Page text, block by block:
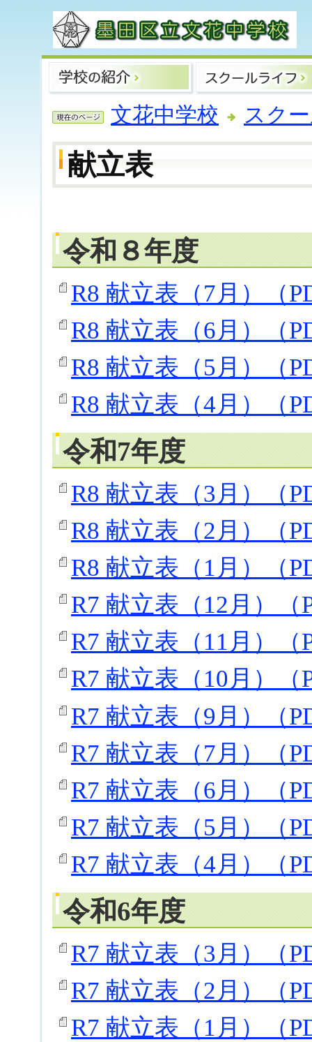
文花中学校 スク
献立表
令和８年度
R8 献立表（7月）（
R8 献立表（6月）（
R8 献立表（5月）（
R8 献立表（4月）（
令和7年度
R8 献立表（3月）（
R8 献立表（2月）（
R8 献立表（1月）（
R7 献立表（12月）（
R7 献立表（11月）（
R7 献立表（10月）（
R7 献立表（9月）（
R7 献立表（7月）（
R7 献立表（6月）（
R7 献立表（5月）（
R7 献立表（4月）（
令和6年度
R7 献立表（3月）（
R7 献立表（2月）（
R7 献立表（1月）（